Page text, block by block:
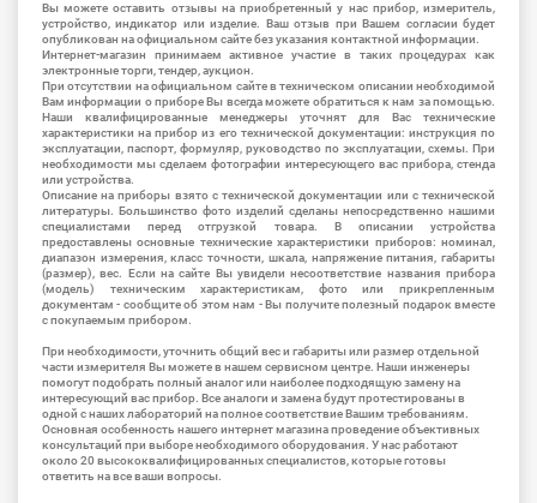
Вы можете оставить отзывы на приобретенный у нас прибор, измеритель,
устройство, индикатор или изделие. Ваш отзыв при Вашем согласии будет
опубликован на официальном сайте без указания контактной информации.
Интернет-магазин принимаем активное участие в таких процедурах как
электронные торги, тендер, аукцион.
При отсутствии на официальном сайте в техническом описании необходимой
Вам информации о приборе Вы всегда можете обратиться к нам за помощью.
Наши квалифицированные менеджеры уточнят для Вас технические
характеристики на прибор из его технической документации: инструкция по
эксплуатации, паспорт, формуляр, руководство по эксплуатации, схемы. При
необходимости мы сделаем фотографии интересующего вас прибора, стенда
или устройства.
Описание на приборы взято с технической документации или с технической
литературы. Большинство фото изделий сделаны непосредственно нашими
специалистами перед отгрузкой товара. В описании устройства
предоставлены основные технические характеристики приборов: номинал,
диапазон измерения, класс точности, шкала, напряжение питания, габариты
(размер), вес. Если на сайте Вы увидели несоответствие названия прибора
(модель) техническим характеристикам, фото или прикрепленным
документам - сообщите об этом нам - Вы получите полезный подарок вместе
с покупаемым прибором.
При необходимости, уточнить общий вес и габариты или размер отдельной
части измерителя Вы можете в нашем сервисном центре. Наши инженеры
помогут подобрать полный аналог или наиболее подходящую замену на
интересующий вас прибор. Все аналоги и замена будут протестированы в
одной с наших лабораторий на полное соответствие Вашим требованиям.
Основная особенность нашего интернет магазина проведение объективных
консультаций при выборе необходимого оборудования. У нас работают
около 20 высококвалифицированных специалистов, которые готовы
ответить на все ваши вопросы.